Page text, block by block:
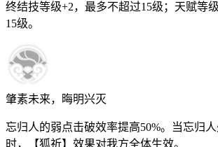
终结技等级+2，最多不超过15级；天赋等
15级。
肇素未来，晦明兴灭
忘归人的弱点击破效率提高50%。当忘归
时，【狐祈】效果对我方全体生效。